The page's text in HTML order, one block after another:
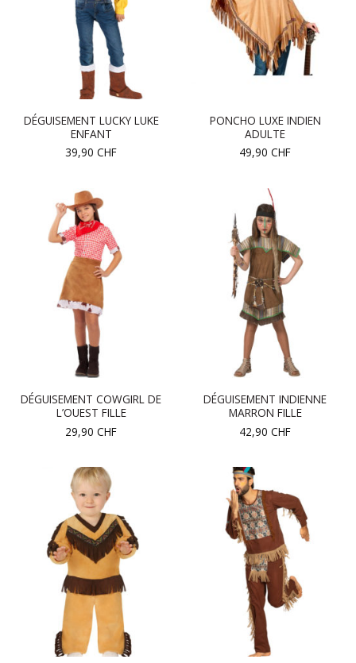
DÉGUISEMENT LUCKY LUKE
ENFANT
39,90 CHF
PONCHO LUXE INDIEN
ADULTE
49,90 CHF
DÉGUISEMENT COWGIRL DE
L’OUEST FILLE
29,90 CHF
DÉGUISEMENT INDIENNE
MARRON FILLE
42,90 CHF